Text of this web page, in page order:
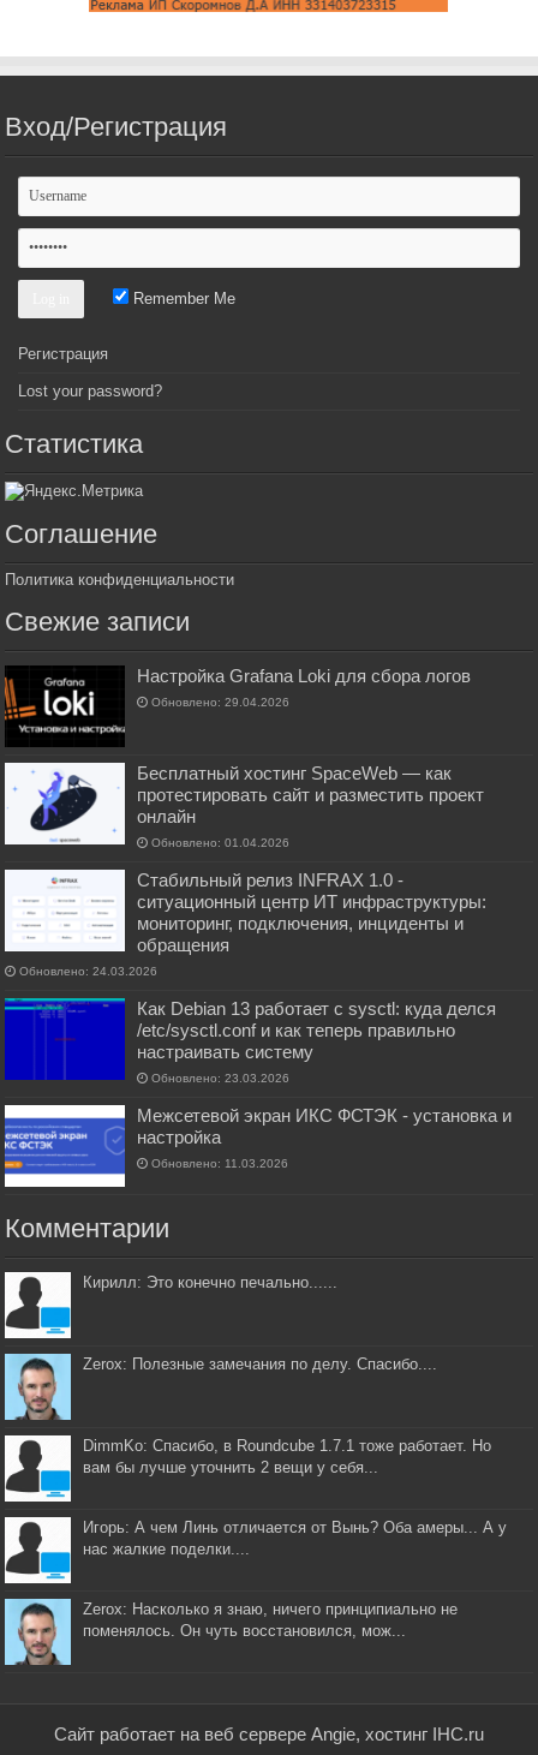
Вход/Регистрация
Remember Me
Регистрация
Lost your password?
Статистика
Соглашение
Политика конфиденциальности
Свежие записи
Настройка Grafana Loki для сбора логов
Обновлено: 29.04.2026
Бесплатный хостинг SpaceWeb — как
протестировать сайт и разместить проект
онлайн
Обновлено: 01.04.2026
Стабильный релиз INFRAX 1.0 -
ситуационный центр ИТ инфраструктуры:
мониторинг, подключения, инциденты и
обращения
Обновлено: 24.03.2026
Как Debian 13 работает с sysctl: куда делся
/etc/sysctl.conf и как теперь правильно
настраивать систему
Обновлено: 23.03.2026
Межсетевой экран ИКС ФСТЭК - установка и
настройка
Обновлено: 11.03.2026
Комментарии
Кирилл: Это конечно печально......
Zerox: Полезные замечания по делу. Спасибо....
DimmKo: Спасибо, в Roundcube 1.7.1 тоже работает. Но
вам бы лучше уточнить 2 вещи у себя...
Игорь: А чем Линь отличается от Вынь? Оба амеры... А у
нас жалкие поделки....
Zerox: Насколько я знаю, ничего принципиально не
поменялось. Он чуть восстановился, мож...
Сайт работает на веб сервере Angie, хостинг IHC.ru